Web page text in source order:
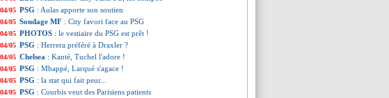
04/05 PSG : Aulas apporte son soutien
04/05 Sondage MF : City favori face au PSG
04/05 PHOTOS : le vestiaire du PSG est prêt !
04/05 PSG : Herrera préféré à Draxler ?
04/05 Chelsea : Kanté, Tuchel l'adore !
04/05 PSG : Mbappé, Larqué s'agace !
04/05 PSG : la stat qui fait peur...
04/05 PSG : Courbis veut des Parisiens patients